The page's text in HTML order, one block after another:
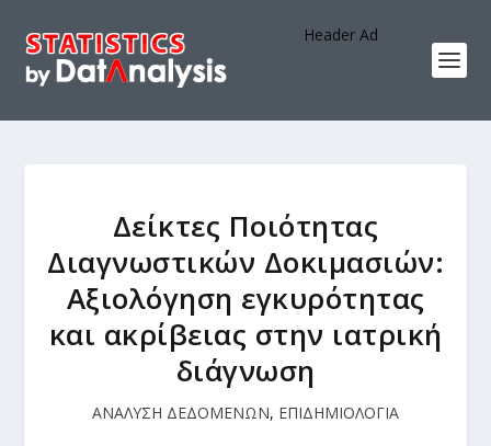
Header Ad
Δείκτες Ποιότητας
Διαγνωστικών Δοκιμασιών:
Αξιολόγηση εγκυρότητας
και ακρίβειας στην ιατρική
διάγνωση
ΑΝΑΛΥΣΗ ΔΕΔΟΜΕΝΩΝ, ΕΠΙΔΗΜΙΟΛΟΓΙΑ